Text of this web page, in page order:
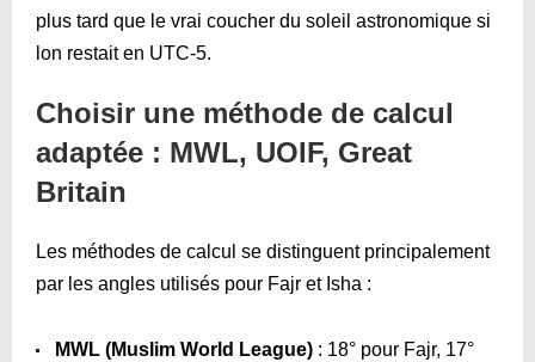
plus tard que le vrai coucher du soleil astronomique si
lon restait en UTC-5.
Choisir une méthode de calcul
adaptée : MWL, UOIF, Great
Britain
Les méthodes de calcul se distinguent principalement
par les angles utilisés pour Fajr et Isha :
MWL (Muslim World League) : 18° pour Fajr, 17°